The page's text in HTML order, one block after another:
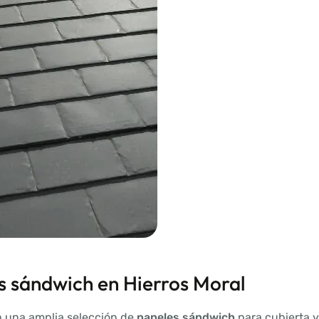
sándwich en Hierros Moral